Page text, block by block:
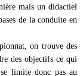
mais un didactiel
de la conduite en
on trouve des
des objectifs ce qui
limite donc pas au